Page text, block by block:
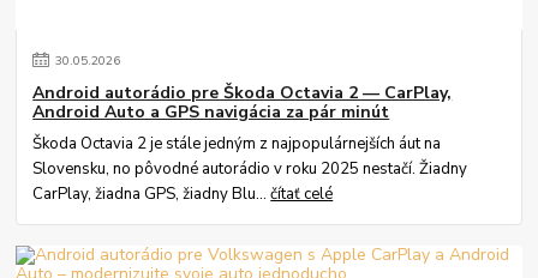
30.05.2026
Android autorádio pre Škoda Octavia 2 — CarPlay,
Android Auto a GPS navigácia za pár minút
Škoda Octavia 2 je stále jedným z najpopulárnejších áut na
Slovensku, no pôvodné autorádio v roku 2025 nestačí. Žiadny
CarPlay, žiadna GPS, žiadny Blu...čítať celé